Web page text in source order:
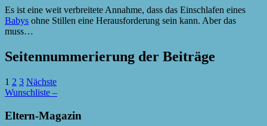
Es ist eine weit verbreitete Annahme, dass das Einschlafen eines
Babys ohne Stillen eine Herausforderung sein kann. Aber das
muss…
Seitennummerierung der Beiträge
1 2 3 Nächste
Wunschliste –
Eltern-Magazin